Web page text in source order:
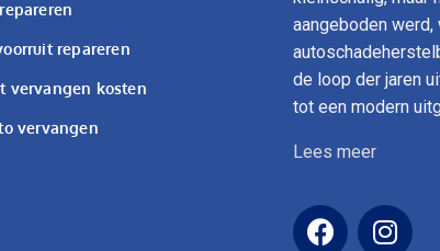
repareren
vervangen kosten
vervangen
aangeboden werd,
de loop der jaren
tot een modern
Lees meer